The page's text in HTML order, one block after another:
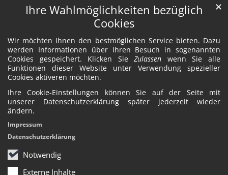
Ihre Wahlmöglichkeiten bezüglich
Cookies
Wir möchten Ihnen den bestmöglichen Service bieten. Dazu
werden Informationen über Ihren Besuch in sogenannten
Cookies gespeichert. Klicken SieZulassen wenn Sie alle
Funktionen dieser Website unter Verwendung spezieller
Cookies aktiveren möchten.
Ihre Cookie-Einstellungen können Sie auf der Seite mit
unserer Datenschutzerklärung später jederzeit wieder
ändern.
Notwendig
Externe Inhalte
✕
Impressum
Datenschutzerklärung